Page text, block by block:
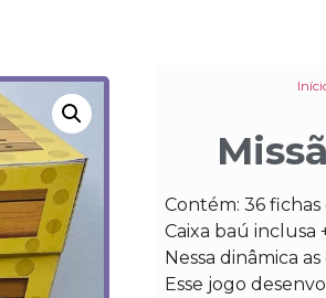
Contém: 36 fichas
Caixa baú
Nessa dinâmica
Esse jogo